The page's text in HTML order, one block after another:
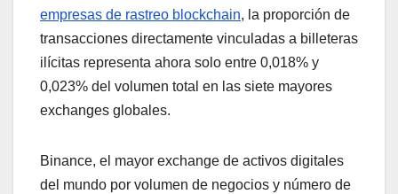
empresas de rastreo blockchain, la proporción de
transacciones directamente vinculadas a billeteras
ilícitas representa ahora solo entre 0,018% y
0,023% del volumen total en las siete mayores
exchanges globales.
Binance, el mayor exchange de activos digitales
del mundo por volumen de negocios y número de